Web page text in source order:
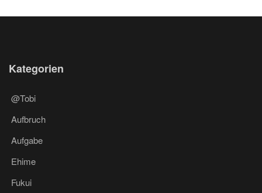
Kategorien
@Tobi
Aufbruch
Aufgabe
Ehime
Fukui